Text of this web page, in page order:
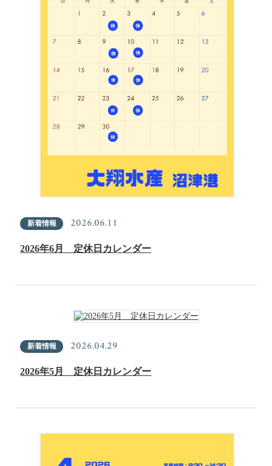
新着情報 2026.06.11
2026年6月 定休日カレンダー
新着情報 2026.04.29
2026年5月 定休日カレンダー